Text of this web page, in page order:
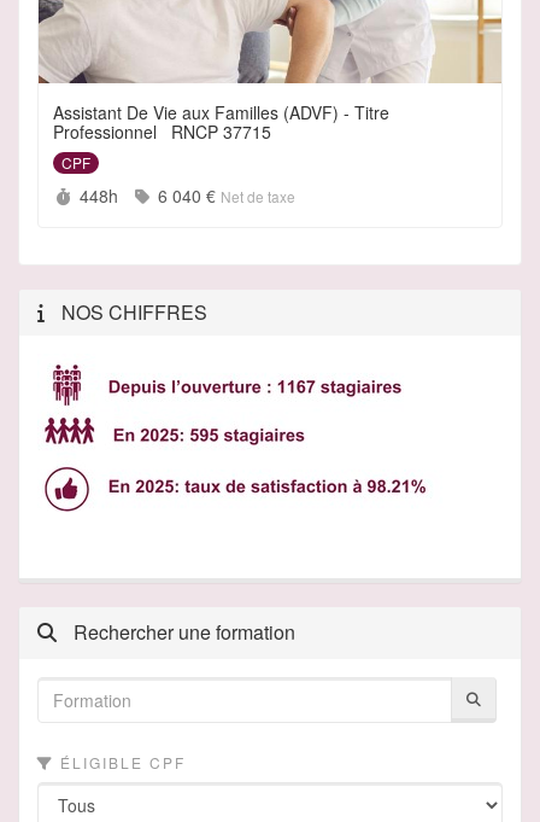
Assistant De Vie aux Familles (ADVF) - Titre
Professionnel _RNCP 37715
CPF
Durée :
448h Prix :
6 040 € Net de taxe
NOS CHIFFRES
Rechercher une formation
ÉLIGIBLE CPF